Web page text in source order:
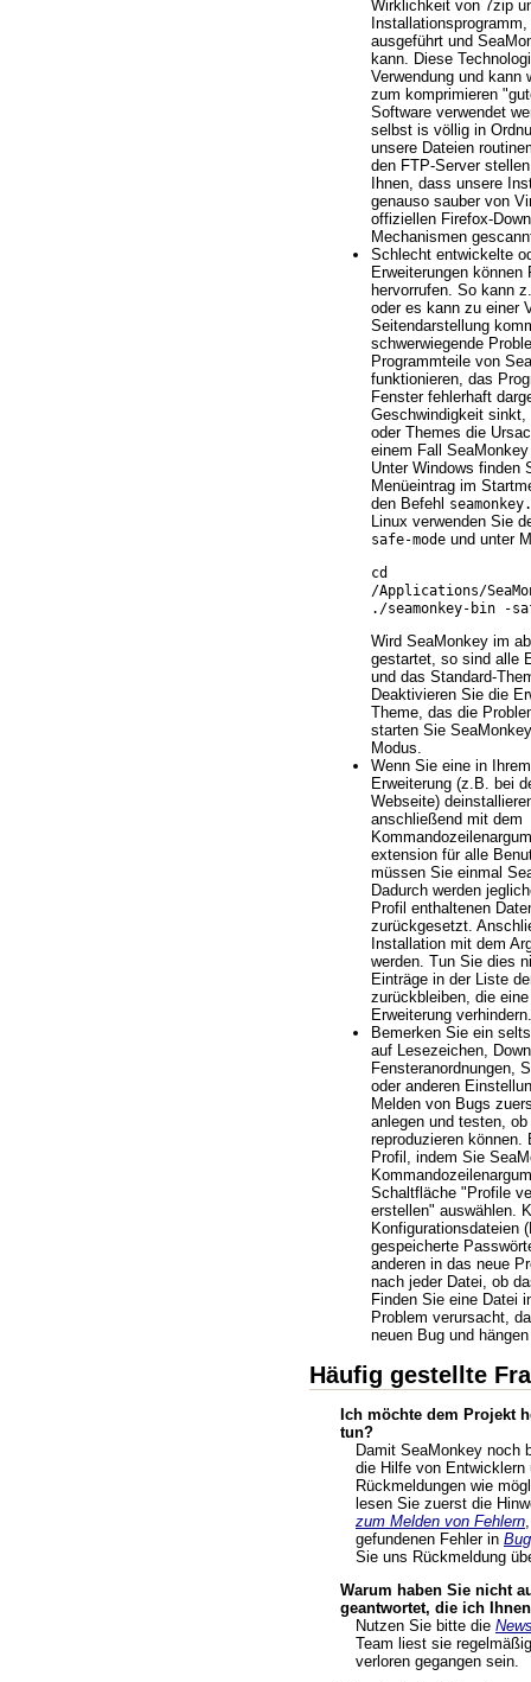
Wirklichkeit von 7zip
ausgeführt und
kann. Diese
Verwendung und kann
zum komprimieren
Software verwendet
selbst is völlig in
unsere Dateien
den FTP-Server
Ihnen, dass unsere
genauso sauber von
offiziellen Firefox-
Mechanismen
Schlecht entwickelte
Erweiterungen
hervorrufen. So kann
oder es kann zu einer
Seitendarstellung
schwerwiegende
Programmteile von
funktionieren, das
Fenster fehlerhaft
Geschwindigkeit sinkt,
oder Themes die
einem Fall
Unter Windows finden
Menüeintrag im
den Befehl
Linux verwenden Sie
safe-mode und unter
cd
/Applications/
./seamonkey-bin -
Wird SeaMonkey im
gestartet, so sind alle
und das Standard-
Deaktivieren Sie die
Theme, das die
starten Sie
Modus.
Wenn Sie eine in
Erweiterung (z.B. bei
Webseite)
anschließend mit dem
extension für alle
müssen Sie einmal
Dadurch werden
Profil enthaltenen
zurückgesetzt.
Installation mit dem
werden. Tun Sie dies
Einträge in der Liste
zurückbleiben, die
Erweiterung verhindern.
Bemerken Sie ein
auf Lesezeichen,
Fensteranordnungen,
oder anderen
Melden von Bugs
anlegen und testen,
reproduzieren
Profil, indem Sie
Schaltfläche "Profile
erstellen" auswählen.
Konfigurationsdateien
gespeicherte
anderen in das neue
nach jeder Datei, ob
Finden Sie eine Datei
Problem verursacht,
neuen Bug und
Häufig gestellte
Ich möchte dem Projekt
tun?
Damit SeaMonkey noch
die Hilfe von
Rückmeldungen wie
lesen Sie zuerst die
zum Melden von Fehlern
gefundenen Fehler in
Sie uns Rückmeldung
Warum haben Sie nicht
geantwortet, die ich
Nutzen Sie bitte die
Team liest sie
verloren gegangen sein.